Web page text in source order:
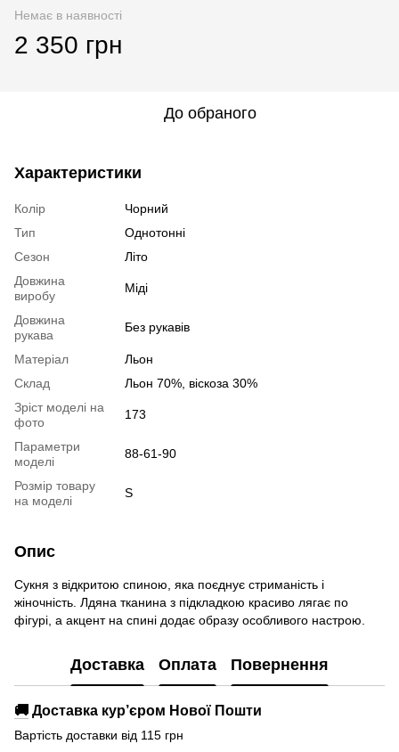
Немає в наявності
2 350 грн
До обраного
Характеристики
Колір
Чорний
Тип
Однотонні
Сезон
Літо
Довжина
виробу
Міді
Довжина
рукава
Без рукавів
Матеріал
Льон
Склад
Льон 70%, віскоза 30%
Зріст моделі на
фото
173
Параметри
моделі
88-61-90
Розмір товару
на моделі
S
Опис
Сукня з відкритою спиною, яка поєднує стриманість і
жіночність. Лдяна тканина з підкладкою красиво лягає по
фігурі, а акцент на спині додає образу особливого настрою.
Доставка Оплата Повернення
🚚 Доставка кур’єром Нової Пошти
Вартість доставки від 115 грн